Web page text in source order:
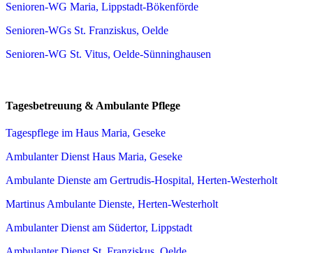
Senioren-WG Maria, Lippstadt-Bökenförde
Senioren-WGs St. Franziskus, Oelde
Senioren-WG St. Vitus, Oelde-Sünninghausen
Tagesbetreuung & Ambulante Pflege
Tagespflege im Haus Maria, Geseke
Ambulanter Dienst Haus Maria, Geseke
Ambulante Dienste am Gertrudis-Hospital, Herten-Westerholt
Martinus Ambulante Dienste, Herten-Westerholt
Ambulanter Dienst am Südertor, Lippstadt